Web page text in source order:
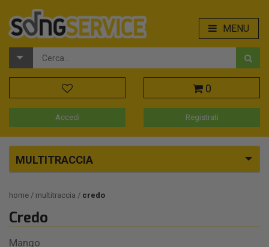
MENU
0
Accedi Registrati
MULTITRACCIA
home multitraccia credo
Credo
Mango